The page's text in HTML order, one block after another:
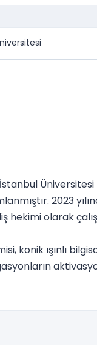
2023
hekimi olarak
konik ışınlı